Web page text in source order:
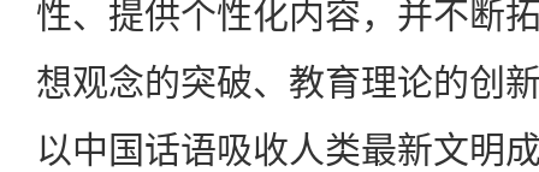
性、提供个性化内容，并不断
想观念的突破、教育理论的创
以中国话语吸收人类最新文明